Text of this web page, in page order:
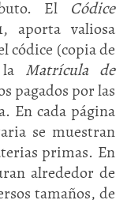
El Códice
aporta valiosa
códice (copia de
Matrícula de
pagados por las
En cada página
se muestran
primas. En
alrededor de
tamaños, de